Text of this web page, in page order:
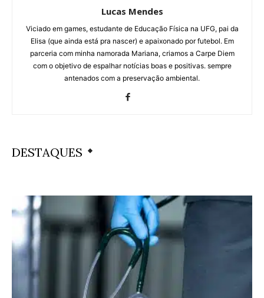
Lucas Mendes
Viciado em games, estudante de Educação Física na UFG, pai da
Elisa (que ainda está pra nascer) e apaixonado por futebol. Em
parceria com minha namorada Mariana, criamos a Carpe Diem
com o objetivo de espalhar notícias boas e positivas. sempre
antenados com a preservação ambiental.
DESTAQUES